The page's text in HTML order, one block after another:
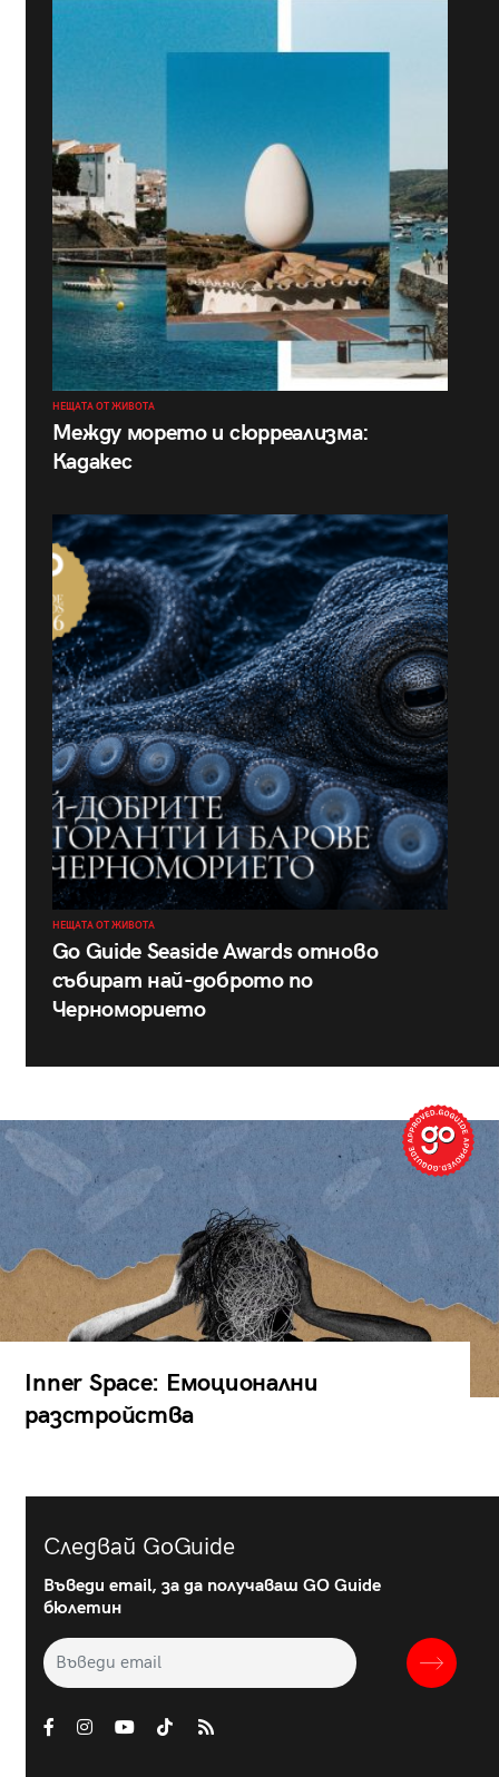
НЕЩАТА ОТ ЖИВОТА
Между морето и сюрреализма:
Кадакес
НЕЩАТА ОТ ЖИВОТА
Go Guide Seaside Awards отново
събират най-доброто по
Черноморието
Inner Space: Емоционални
разстройства
Следвай GoGuide
Въведи email, за да получаваш GO Guide
бюлетин